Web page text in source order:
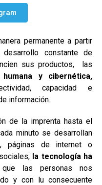
permanente a partir
constante de
sus productos, las
y cibernética,
capacidad e
información.
de la imprenta hasta el
minuto se desarrollan
páginas de internet o
la tecnología ha
las personas nos
y con lu consecuente